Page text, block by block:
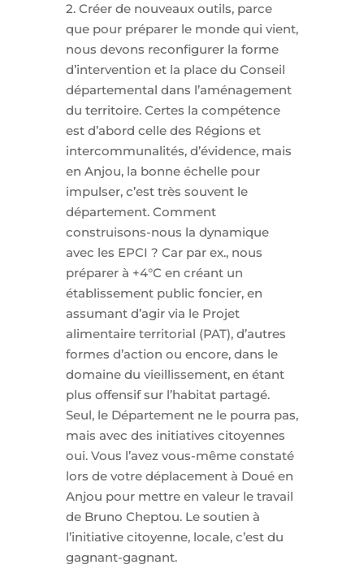
2. Créer de nouveaux outils, parce
que pour préparer le monde qui vient,
nous devons reconfigurer la forme
d’intervention et la place du Conseil
départemental dans l’aménagement
du territoire. Certes la compétence
est d’abord celle des Régions et
intercommunalités, d’évidence, mais
en Anjou, la bonne échelle pour
impulser, c’est très souvent le
département. Comment
construisons-nous la dynamique
avec les EPCI ? Car par ex., nous
préparer à +4°C en créant un
établissement public foncier, en
assumant d’agir via le Projet
alimentaire territorial (PAT), d’autres
formes d’action ou encore, dans le
domaine du vieillissement, en étant
plus offensif sur l’habitat partagé.
Seul, le Département ne le pourra pas,
mais avec des initiatives citoyennes
oui. Vous l’avez vous-même constaté
lors de votre déplacement à Doué en
Anjou pour mettre en valeur le travail
de Bruno Cheptou. Le soutien à
l’initiative citoyenne, locale, c’est du
gagnant-gagnant.